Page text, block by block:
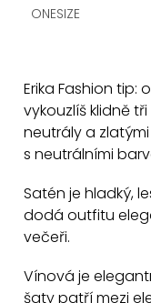
ONESIZE
Erika Fashion
vykouzlíš klidně
neutrály a
s neutrálními
Satén je hladký,
dodá outfitu
večeři.
Vínová je
šaty patří mezi